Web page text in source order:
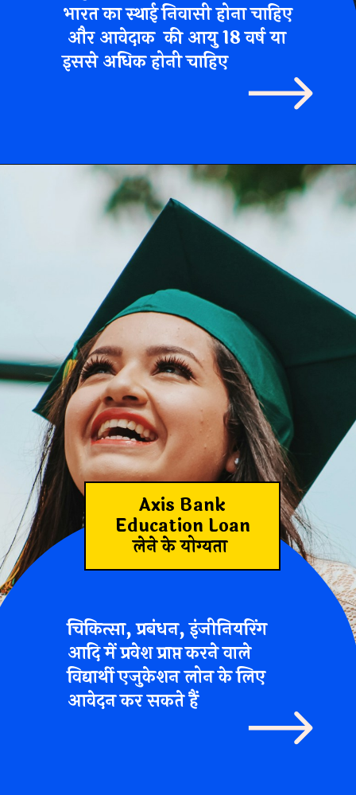
भारत का स्थाई निवासी होना चाहिए
और आवेदाक की आयु 18 वर्ष या
इससे अधिकहोनी चाहिए
Axis Bank
Education Loan
लेने के योग्यता
चिकित्सा, प्रबंधन, इंजीनियरिंग
आदि में प्रवेश प्राप्त करने वाले
विद्यार्थी एजुकेशन लोन के लिए
आवेदन कर सकते हैं